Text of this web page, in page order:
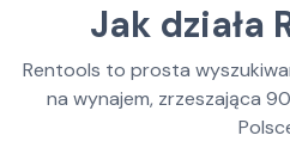
Jak działa
Rentools to prosta
na wynajem, zrzeszająca